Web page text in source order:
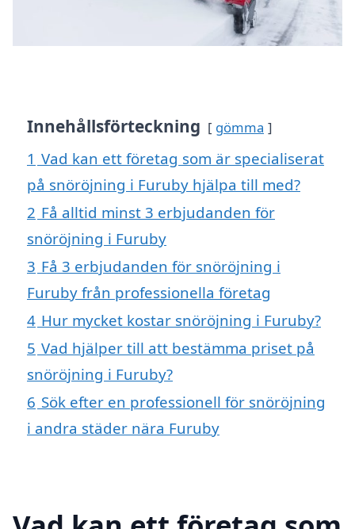
Innehållsförteckning gömma
1 Vad kan ett företag som är specialiserat
på snöröjning i Furuby hjälpa till med?
2 Få alltid minst 3 erbjudanden för
snöröjning i Furuby
3 Få 3 erbjudanden för snöröjning i
Furuby från professionella företag
4 Hur mycket kostar snöröjning i Furuby?
5 Vad hjälper till att bestämma priset på
snöröjning i Furuby?
6 Sök efter en professionell för snöröjning
i andra städer nära Furuby